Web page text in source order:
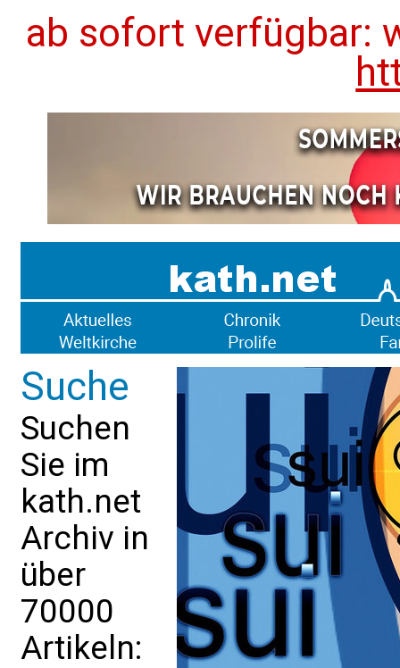
ab sofort verfügbar:
Suche
Suchen
Sie im
kath.net
Archiv in
über
70000
Artikeln: